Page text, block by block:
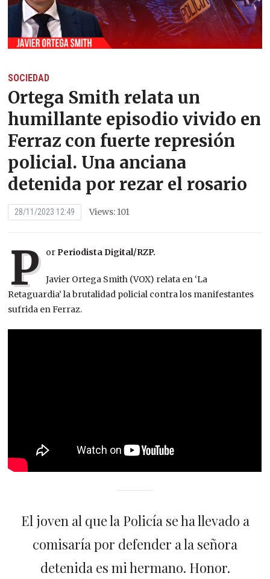
SOCIEDAD
Ortega Smith relata un
humillante episodio vivido en
Ferraz con fuerte represión
policial. Una anciana
detenida por rezar el rosario
28/11/2023 12:49 Views: 101
P or Periodista Digital/RZP.
Javier Ortega Smith (VOX) relata en ‘La
Retaguardia’ la brutalidad policial contra los manifestantes
sufrida en Ferraz.
El joven al que la Policía se ha llevado a
comisaría por defender a la señora
detenida es mi hermano. Honor.